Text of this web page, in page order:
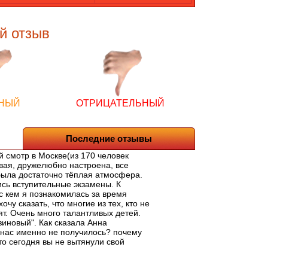
отзыв
ОТРИЦАТЕЛЬНЫЙ
Последние отзывы
в Москве(из 170 человек
дружелюбно настроена, все
достаточно тёплая атмосфера.
вступительные экзамены. К
кем я познакомилась за время
сказать, что многие из тех, кто не
Очень много талантливых детей.
Как сказала Анна
именно не получилось? почему
сегодня вы не вытянули свой